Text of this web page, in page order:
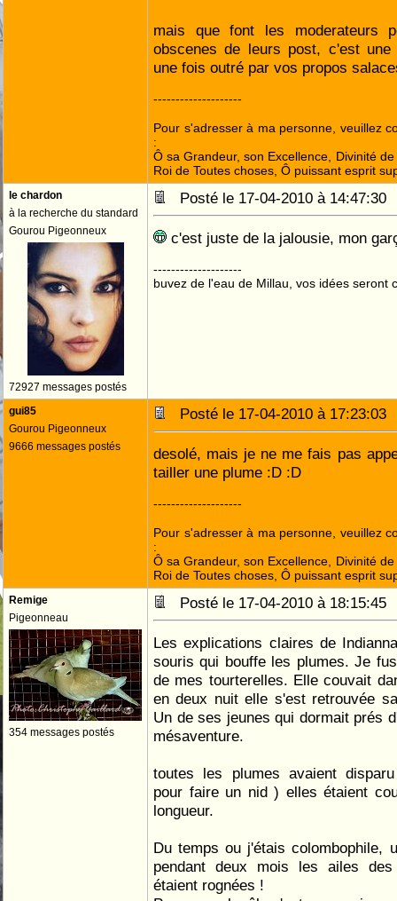
mais que font les moderateurs
obscenes de leurs post, c'est
une fois outré par vos propos
--------------------
Pour s'adresser à ma personne, veuillez
:
Ô sa Grandeur, son Excellence, Divinité
Roi de Toutes choses, Ô puissant esprit
le chardon
à la recherche du standard
Gourou Pigeonneux
72927 messages postés
Posté le 17-04-2010 à
c'est juste de la jalousie, mon
--------------------
buvez de l'eau de Millau, vos idées seront
gui85
Gourou Pigeonneux
9666 messages postés
Posté le 17-04-2010 à
desolé, mais je ne me fais pas
tailler une plume :D :D
--------------------
Pour s'adresser à ma personne, veuillez
:
Ô sa Grandeur, son Excellence, Divinité
Roi de Toutes choses, Ô puissant esprit
Remige
Pigeonneau
354 messages postés
Posté le 17-04-2010 à
Les explications claires de
souris qui bouffe les plumes. Je
de mes tourterelles. Elle couvait
en deux nuit elle s'est retrouvée
Un de ses jeunes qui dormait prés
mésaventure.
toutes les plumes avaient
pour faire un nid ) elles étaient
longueur.
Du temps ou j'étais colombophile,
pendant deux mois les ailes
étaient rognées !